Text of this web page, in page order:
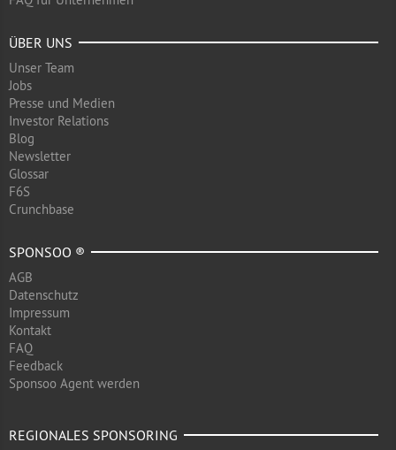
ÜBER UNS
Unser Team
Jobs
Presse und Medien
Investor Relations
Blog
Newsletter
Glossar
F6S
Crunchbase
SPONSOO ®
AGB
Datenschutz
Impressum
Kontakt
FAQ
Feedback
Sponsoo Agent werden
REGIONALES SPONSORING